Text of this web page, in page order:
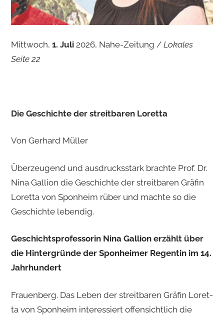
Mittwoch, 1. Juli2026, Nahe-Zeitung / Lokales
Seite 22
Die Ge­schich­te der streit­ba­ren Lo­ret­ta
Von Ger­hard Mül­ler
Überzeugend und ausdrucksstark brachte Prof. Dr.
Nina Gallion die Geschichte der streitbaren Gräfin
Loretta von Sponheim rüber und machte so die
Geschichte lebendig.
Ge­schichts­pro­fes­so­rin Nina Gal­li­on er­zählt über
die Hin­ter­grün­de der Spon­hei­mer Re­gen­tin im 14.
Jahr­hun­dert
Frau­en­berg. Das Leben der streit­ba­ren Grä­fin Lo­ret­
ta von Spon­heim in­ter­es­siert of­fen­sicht­lich die